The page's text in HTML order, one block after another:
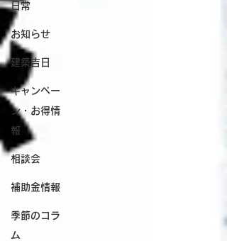
日常
お知らせ
建築吉日
キャンペー
ン・お得情
報
相談会
補助金情報
季節のコラ
ム